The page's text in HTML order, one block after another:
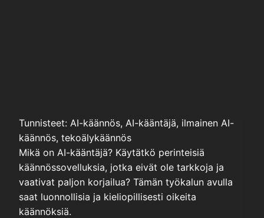
Tunnisteet: AI-käännös, AI-kääntäjä, ilmainen AI-
käännös, tekoälykäännös
Mikä on AI-kääntäjä? Käytätkö perinteisiä
käännössovelluksia, jotka eivät ole tarkkoja ja
vaativat paljon korjailua? Tämän työkalun avulla
saat luonnollisia ja kieliopillisesti oikeita
käännöksiä.